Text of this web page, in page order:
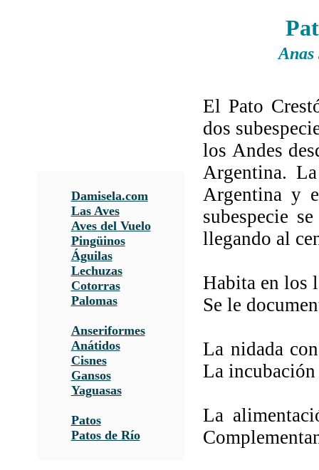
Anas
Damisela.com
Las Aves
Aves del Vuelo
Pingüinos
Águilas
Lechuzas
Cotorras
Palomas
Anseriformes
Anátidos
Cisnes
Gansos
Yaguasas
Patos
Patos de Río
El Pato
dos
los Andes
Argentina.
Argentina y
subespecie
llegando al
Habita en los
Se le
La nidada
La
La